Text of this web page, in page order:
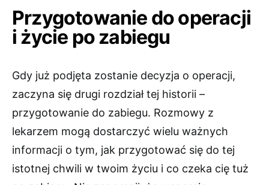
Przygotowanie do operacji
i życie po zabiegu
Gdy już podjęta zostanie decyzja o operacji,
zaczyna się drugi rozdział tej historii –
przygotowanie do zabiegu. Rozmowy z
lekarzem mogą dostarczyć wielu ważnych
informacji o tym, jak przygotować się do tej
istotnej chwili w twoim życiu i co czeka cię tuż